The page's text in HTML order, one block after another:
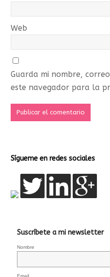
Web
Guarda mi nombre,
este navegador para la
Sígueme en redes sociales
Suscríbete a mi newsletter
Nombre
Email